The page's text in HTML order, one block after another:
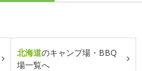
北海道のキャンプ場・BBQ
場一覧へ